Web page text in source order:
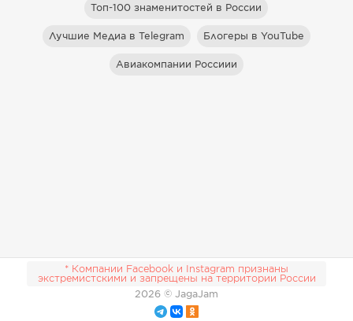
Топ-100 знаменитостей в России
Лучшие Медиа в Telegram Блогеры в YouTube
Авиакомпании Россиии
* Компании Facebook и Instagram признаны
экстремистскими и запрещены на территории России
2026 © JagaJam